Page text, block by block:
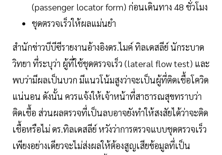
(passenger locator form) ก่อนเดินทาง 48 ชั่วโมง
ชุดตรวจเร็วให้ผลแม่นยำ
สำนักข่าวบีบีซีรายงานอ้างอิงดร.ไมค์ ทิลเดสลีย์ นักระบาด
วิทยา ที่ระบุว่า ผู้ที่ใช้ชุดตรวจเร็ว (lateral flow test) และ
พบว่ามีผลเป็นบวก มีแนวโน้มสูงว่าจะเป็นผู้ที่ติดเชื้อโควิด
แน่นอน ดังนั้น ควรแจ้งให้เจ้าหน้าที่สาธารณสุขทราบว่า
ติดเชื้อ ส่วนผลตรวจที่เป็นลบอาจยังทำให้สงสัยได้ว่าจะติด
เชื้อหรือไม่ ดร.ทิลเดสลีย์ หวังว่าการตรวจแบบชุดตรวจเร็ว
เพียงอย่างเดียวจะไม่ส่งผลให้ต้องสูญเสียข้อมูลที่เป็น